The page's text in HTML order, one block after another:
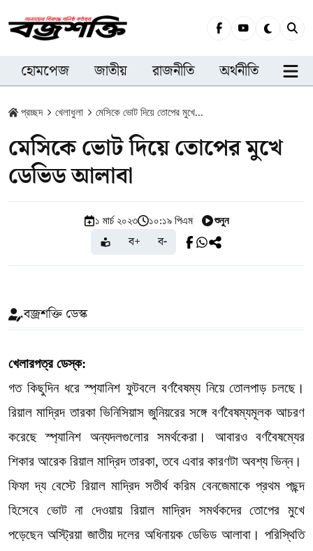
হোমপেজ জাতীয় রাজনীতি অর্থনীতি
প্রচ্ছদ খেলাধুলা মেসিকে ভোট দিয়ে তোপের মুখে...
মেসিকে ভোট দিয়ে তোপের মুখে
ডেভিড আলাবা
১ মার্চ ২০২৩ ১০:১৯ পিএম শুনুন
ব+ ব-
বজ্রশক্তি ডেস্ক
খেলারপত্র ডেস্ক:
গত কিছুদিন ধরে স্প্যানিশ ফুটবলে বর্ণবৈষম্য নিয়ে তোলপাড় চলছে।
রিয়াল মাদ্রিদ তারকা ভিনিসিয়াস জুনিয়রের সঙ্গে বর্ণবৈষম্যমূলক আচরণ
করেছে স্প্যানিশ অন্যদলগুলোর সমর্থকেরা। আবারও বর্ণবৈষম্যের
শিকার আরেক রিয়াল মাদ্রিদ তারকা, তবে এবার কারণটা অবশ্য ভিন্ন।
ফিফা দ্য বেস্টে রিয়াল মাদ্রিদ সতীর্থ করিম বেনজেমাকে প্রথম পছন্দ
হিসেবে ভোট না দেওয়ায় রিয়াল মাদ্রিদ সমর্থকদের তোপের মুখে
পড়েছেন অস্ট্রিয়া জাতীয় দলের অধিনায়ক ডেভিড আলাবা। পরিস্থিতি